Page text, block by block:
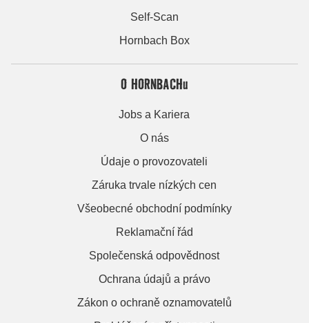
Self-Scan
Hornbach Box
O HORNBACHu
Jobs a Kariera
O nás
Údaje o provozovateli
Záruka trvale nízkých cen
Všeobecné obchodní podmínky
Reklamační řád
Společenská odpovědnost
Ochrana údajů a právo
Zákon o ochraně oznamovatelů